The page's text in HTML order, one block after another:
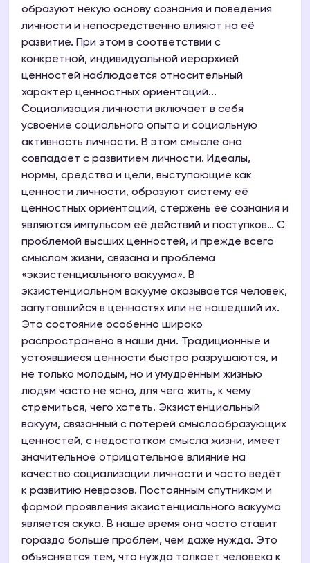
образуют некую основу сознания и поведения
личности и непосредственно влияют на её
развитие. При этом в соответствии с
конкретной, индивидуальной иерархией
ценностей наблюдается относительный
характер ценностных ориентаций...
Социализация личности включает в себя
усвоение социального опыта и социальную
активность личности. В этом смысле она
совпадает с развитием личности. Идеалы,
нормы, средства и цели, выступающие как
ценности личности, образуют систему её
ценностных ориентаций, стержень её сознания и
являются импульсом её действий и поступков… С
проблемой высших ценностей, и прежде всего
смыслом жизни, связана и проблема
«экзистенциального вакуума». В
экзистенциальном вакууме оказывается человек,
запутавшийся в ценностях или не нашедший их.
Это состояние особенно широко
распространено в наши дни. Традиционные и
устоявшиеся ценности быстро разрушаются, и
не только молодым, но и умудрённым жизнью
людям часто не ясно, для чего жить, к чему
стремиться, чего хотеть. Экзистенциальный
вакуум, связанный с потерей смыслообразующих
ценностей, с недостатком смысла жизни, имеет
значительное отрицательное влияние на
качество социализации личности и часто ведёт
к развитию неврозов. Постоянным спутником и
формой проявления экзистенциального вакуума
является скука. В наше время она часто ставит
гораздо больше проблем, чем даже нужда. Это
объясняется тем, что нужда толкает человека к